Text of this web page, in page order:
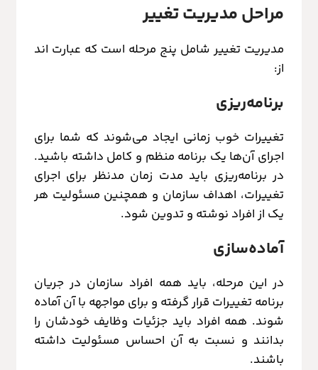
مراحل مدیریت تغییر
مدیریت تغییر شامل پنج مرحله است که عبارت اند
از:
برنامه‌ریزی
تغییرات خوب زمانی ایجاد می‌شوند که شما برای
اجرای آن‌ها یک برنامه منظم و کامل داشته باشید.
در برنامه‌ریزی باید مدت زمان مدنظر برای اجرای
تغییرات، اهداف سازمان و همچنین مسئولیت هر
یک از افراد نوشته و تدوین شود.
آماده‌سازی
در این مرحله، باید همه افراد سازمان در جریان
برنامه تغییرات قرار گرفته و برای مواجهه با آن آماده
شوند. همه افراد باید جزئیات وظایف خودشان را
بدانند و نسبت به آن احساس مسئولیت داشته
باشند.